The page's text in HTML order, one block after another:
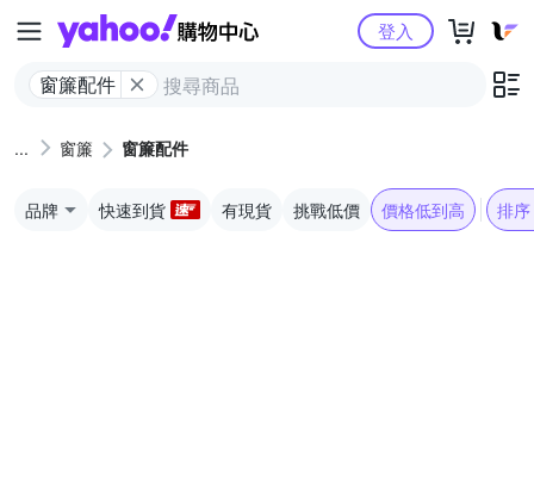
Yahoo購物中心
窗簾配件
登入
窗簾 窗簾配件
品牌 快速到貨 有現貨 挑戰低價 價格低到高 排序